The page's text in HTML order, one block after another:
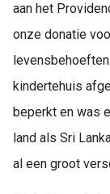
aan het
onze donatie
kindertehuis
beperkt en was
land als Sri
al een groot